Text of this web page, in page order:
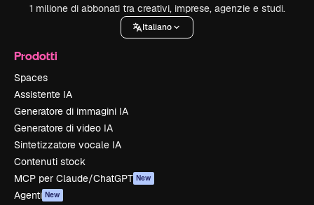
1 milione di abbonati tra creativi, imprese, agenzie e studi.
Italiano
Prodotti
Spaces
Assistente IA
Generatore di immagini IA
Generatore di video IA
Sintetizzatore vocale IA
Contenuti stock
MCP per Claude/ChatGPT New
Agenti New